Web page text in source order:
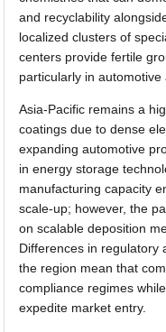
and recyclability
localized clusters of
centers provide fertile
particularly in
Asia-Pacific remains a
coatings due to dense
expanding automotive
in energy storage
manufacturing capacity
scale-up; however, the
on scalable deposition
Differences in regulatory
the region mean that
compliance regimes
expedite market entry.